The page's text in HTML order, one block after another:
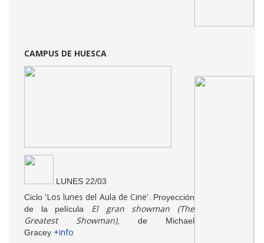
CAMPUS DE HUESCA
LUNES 22/03
Ciclo 'Los lunes del Aula de Cine' . Proyección
de la película El gran showman (The
Greatest Showman), de Michael
Gracey +info